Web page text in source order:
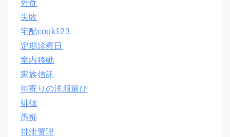
外食
失敗
宅配cook123
定期診察日
室内移動
家族信託
年寄りの洋服選び
徘徊
愚痴
排泄管理